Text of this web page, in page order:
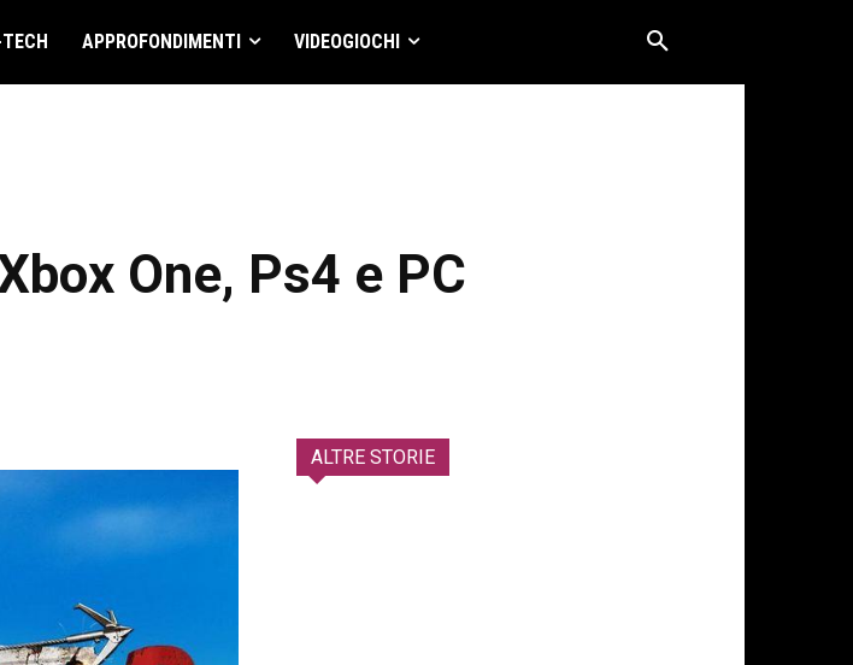
APPROFONDIMENTI VIDEOGIOCHI
One, Ps4 e PC
ALTRE STORIE